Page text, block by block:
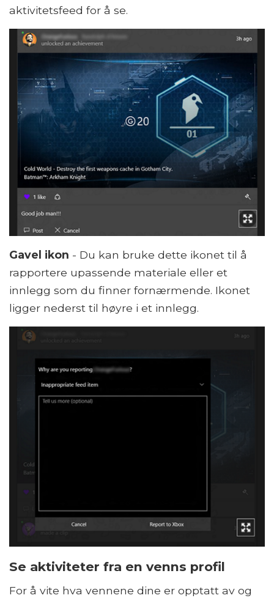
aktivitetsfeed for å se.
Gavel ikon - Du kan bruke dette ikonet til å
rapportere upassende materiale eller et
innlegg som du finner fornærmende. Ikonet
ligger nederst til høyre i et innlegg.
Se aktiviteter fra en venns profil
For å vite hva vennene dine er opptatt av og